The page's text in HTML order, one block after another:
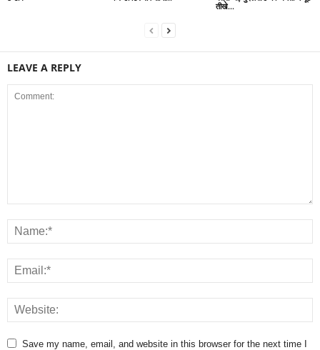
तीखे...
LEAVE A REPLY
Save my name, email, and website in this browser for the next time I